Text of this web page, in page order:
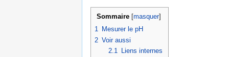
Sommaire[masquer]
1
Mesurer le pH
2 Voir aussi
2.1
Liens internes